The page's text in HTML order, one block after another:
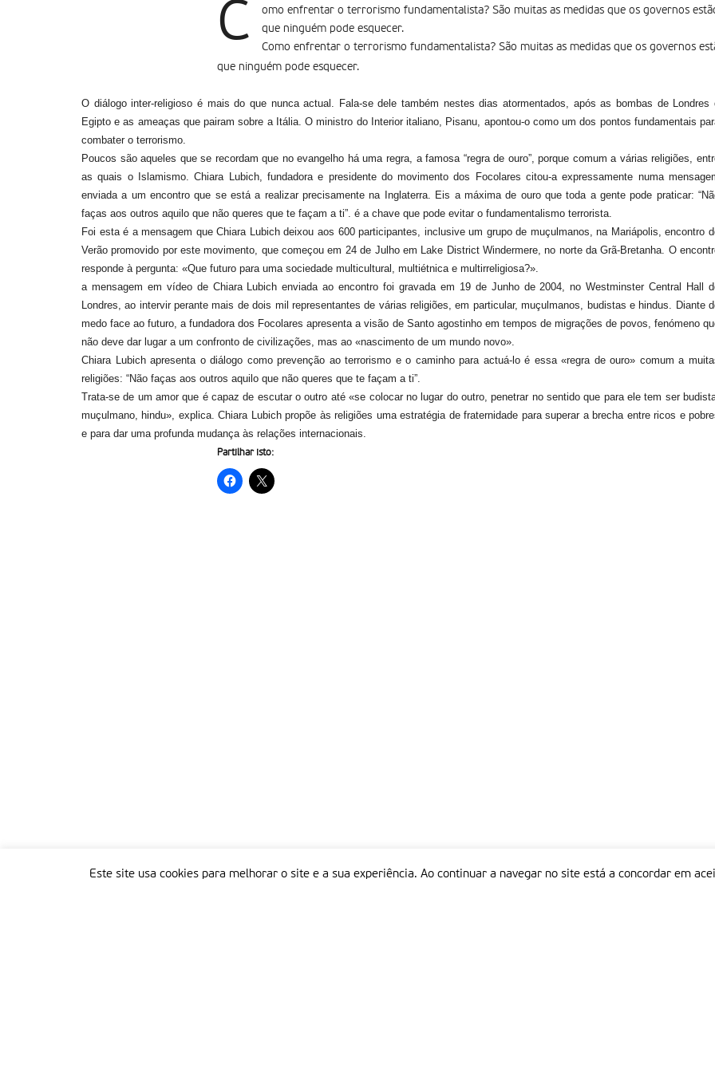
C
omo enfrentar o terrorismo fundamentalista? São muitas as medidas que os governos
que ninguém pode esquecer.
Como enfrentar o terrorismo fundamentalista? São muitas as medidas que os governos
que ninguém pode esquecer.
O diálogo inter-religioso é mais do que nunca actual. Fala-se dele também nestes dias atormentados, após as bombas de Londres
Egipto e as ameaças que pairam sobre a Itália. O ministro do Interior italiano, Pisanu, apontou-o como um dos pontos fundamentais
combater o terrorismo.
Poucos são aqueles que se recordam que no evangelho há uma regra, a famosa “regra de ouro”, porque comum a várias religiões,
as quais o Islamismo. Chiara Lubich, fundadora e presidente do movimento dos Focolares citou-a expressamente numa
enviada a um encontro que se está a realizar precisamente na Inglaterra. Eis a máxima de ouro que toda a gente pode praticar:
faças aos outros aquilo que não queres que te façam a ti”. é a chave que pode evitar o fundamentalismo terrorista.
Foi esta é a mensagem que Chiara Lubich deixou aos 600 participantes, inclusive um grupo de muçulmanos, na Mariápolis, encontro
Verão promovido por este movimento, que começou em 24 de Julho em Lake District Windermere, no norte da Grã-Bretanha. O
responde à pergunta: «Que futuro para uma sociedade multicultural, multiétnica e multirreligiosa?».
a mensagem em vídeo de Chiara Lubich enviada ao encontro foi gravada em 19 de Junho de 2004, no Westminster Central Hall
Londres, ao intervir perante mais de dois mil representantes de várias religiões, em particular, muçulmanos, budistas e hindus. Diante
medo face ao futuro, a fundadora dos Focolares apresenta a visão de Santo agostinho em tempos de migrações de povos, fenómeno
não deve dar lugar a um confronto de civilizações, mas ao «nascimento de um mundo novo».
Chiara Lubich apresenta o diálogo como prevenção ao terrorismo e o caminho para actuá-lo é essa «regra de ouro» comum a
religiões: “Não faças aos outros aquilo que não queres que te façam a ti”.
Trata-se de um amor que é capaz de escutar o outro até «se colocar no lugar do outro, penetrar no sentido que para ele tem ser
muçulmano, hindu», explica. Chiara Lubich propõe às religiões uma estratégia de fraternidade para superar a brecha entre ricos e
e para dar uma profunda mudança às relações internacionais.
Partilhar isto:
Este site usa cookies para melhorar o site e a sua experiência. Ao continuar a navegar no site está a concordar em